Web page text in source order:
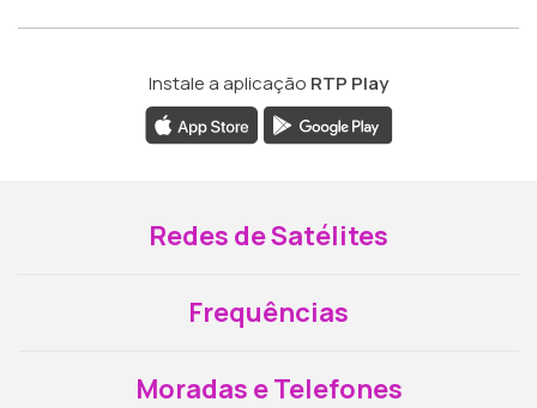
Instale a aplicação RTP Play
Redes de Satélites
Frequências
Moradas e Telefones